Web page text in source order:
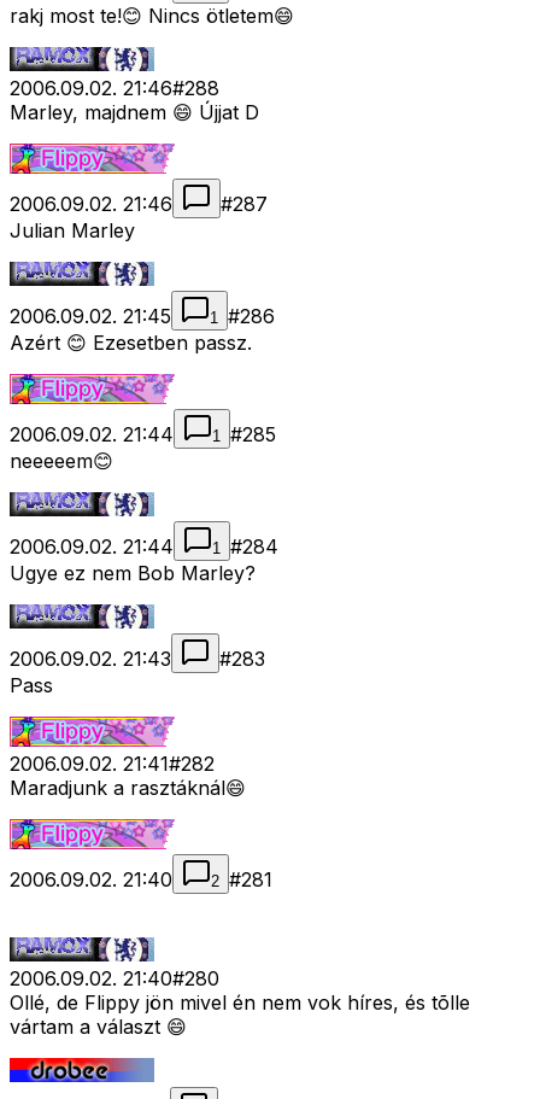
rakj most te!😊 Nincs ötletem😄
2006.09.02. 21:46#288
Marley, majdnem 😄 Újjat D
2006.09.02. 21:46 #287
Julian Marley
2006.09.02. 21:45 1 #286
Azért 😊 Ezesetben passz.
2006.09.02. 21:44 1 #285
neeeeem😊
2006.09.02. 21:44 1 #284
Ugye ez nem Bob Marley?
2006.09.02. 21:43 #283
Pass
2006.09.02. 21:41#282
Maradjunk a rasztáknál😄
2006.09.02. 21:40 2 #281
2006.09.02. 21:40#280
Ollé, de Flippy jön mivel én nem vok híres, és tõlle
vártam a választ 😄